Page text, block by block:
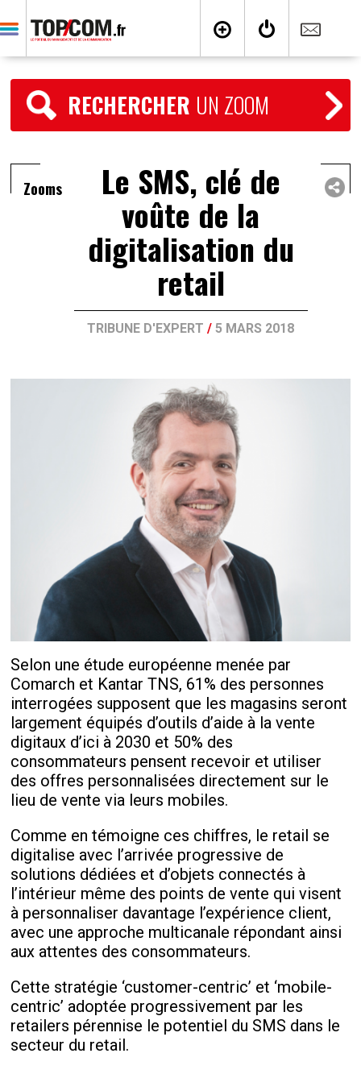
RECHERCHER UN ZOOM
Zooms Le SMS, clé de
voûte de la
digitalisation du
retail
TRIBUNE D'EXPERT /5 MARS 2018
Selon une étude européenne menée par
Comarch et Kantar TNS, 61% des personnes
interrogées supposent que les magasins seront
largement équipés d’outils d’aide à la vente
digitaux d’ici à 2030 et 50% des
consommateurs pensent recevoir et utiliser
des offres personnalisées directement sur le
lieu de vente via leurs mobiles.
Comme en témoigne ces chiffres, le retail se
digitalise avec l’arrivée progressive de
solutions dédiées et d’objets connectés à
l’intérieur même des points de vente qui visent
à personnaliser davantage l’expérience client,
avec une approche multicanale répondant ainsi
aux attentes des consommateurs.
Cette stratégie ‘customer-centric’ et ‘mobile-
centric’ adoptée progressivement par les
retailers pérennise le potentiel du SMS dans le
secteur du retail.